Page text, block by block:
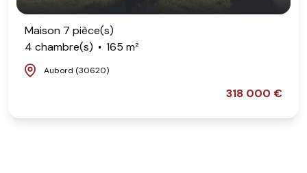
Maison 7 pièce(s)
4 chambre(s)
165 m²
Aubord (30620)
318 000 €